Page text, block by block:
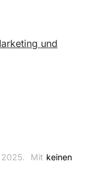
und
Mit keinen